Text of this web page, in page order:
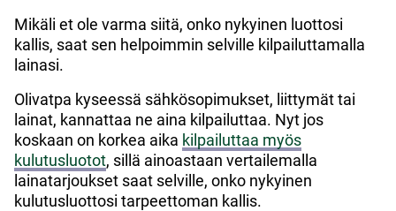
Mikäli et ole varma siitä, onko nykyinen luottosi
kallis, saat sen helpoimmin selville kilpailuttamalla
lainasi.
Olivatpa kyseessä sähkösopimukset, liittymät tai
lainat, kannattaa ne aina kilpailuttaa. Nyt jos
koskaan on korkea aika kilpailuttaa myös
kulutusluotot, sillä ainoastaan vertailemalla
lainatarjoukset saat selville, onko nykyinen
kulutusluottosi tarpeettoman kallis.